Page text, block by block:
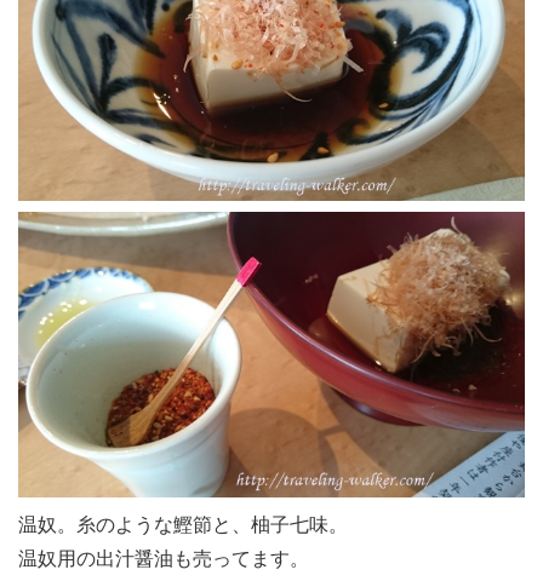
温奴。糸のような鰹節と、柚子七味。
温奴用の出汁醤油も売ってます。